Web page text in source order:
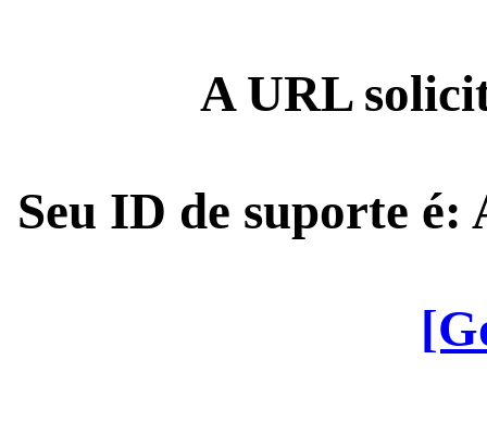
A URL
Seu ID de suporte é: